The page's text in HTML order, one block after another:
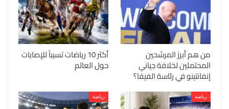
من هم أبرز المرشحين
المحتملين لخلافة جياني
إنفانتينو في رئاسة الفيفا؟
أكثر 10 رياضات تسبباً للإصابات
حول العالم
رياضة رياضة